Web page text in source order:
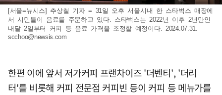
[서울=뉴시스] 추상철 기자 = 31일 오후 서울시내 한 스타벅스 매장에
서 시민들이 음료를 주문하고 있다. 스타벅스는 2022년 이후 2년만인
내달 2일부터 커피 등 음료 가격을 조정할 예정이다. 2024.07.31.
scchoo@newsis.com
한편 이에 앞서 저가커피 프랜차이즈 '더벤티', '더리
터'를 비롯해 커피 전문점 커피빈 등이 커피 등 메뉴가를